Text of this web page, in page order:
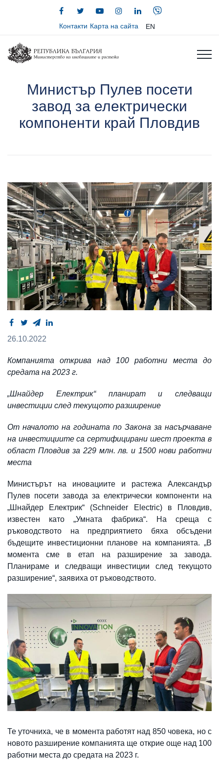
Контакти Карта на сайта EN
Министър Пулев посети
завод за електрически
компоненти край Пловдив
26.10.2022
Компанията открива над 100 работни места до
средата на 2023 г.
„Шнайдер Електрик“ планират и следващи
инвестиции след текущото разширение
От началото на годината по Закона за насърчаване
на инвестициите са сертифицирани шест проекта в
област Пловдив за 229 млн. лв. и 1500 нови работни
места
Министърът на иновациите и растежа Александър
Пулев посети завода за електрически компоненти на
„Шнайдер Електрик“ (Schneider Electric) в Пловдив,
известен като „Умната фабрика“. На среща с
ръководството на предприятието бяха обсъдени
бъдещите инвестиционни планове на компанията. „В
момента сме в етап на разширение за заводa.
Планираме и следващи инвестиции след текущото
разширение“, заявиха от ръководството.
Те уточниха, че в момента работят над 850 човека, но с
новото разширение компанията ще открие още над 100
работни места до средата на 2023 г.